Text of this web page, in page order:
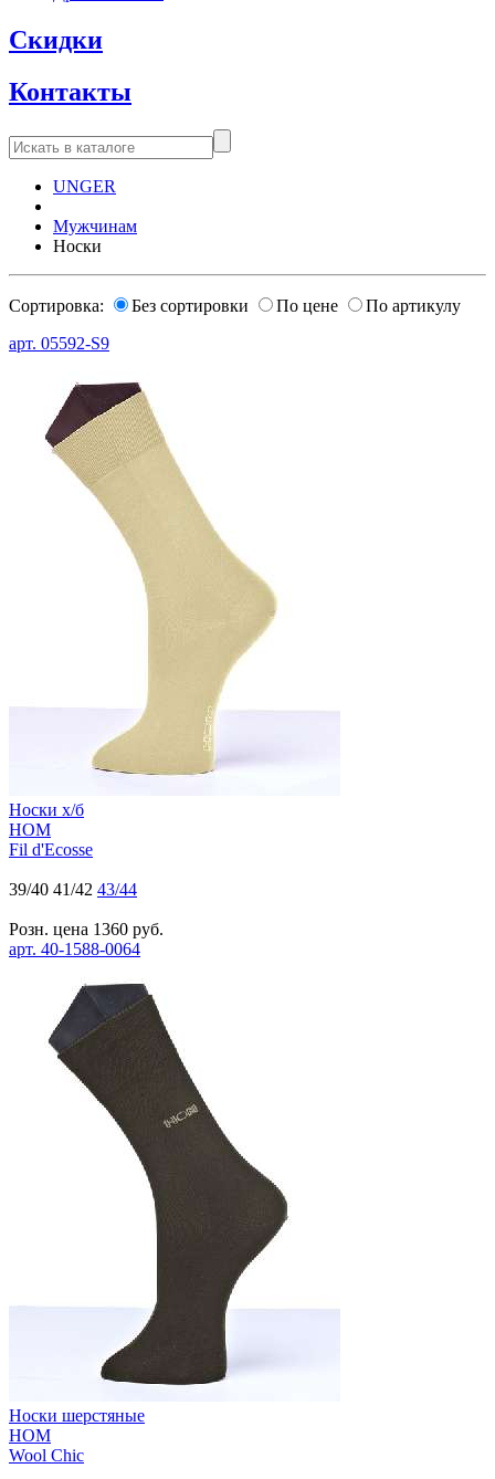
Скидки
Контакты
UNGER
Мужчинам
Носки
Сортировка: Без сортировки По цене
По артикулу
арт. 05592-S9
Носки х/б
HOM
Fil d'Ecosse
39/40 41/42 43/44
Розн. цена 1360 руб.
арт. 40-1588-0064
Носки шерстяные
HOM
Wool Chic